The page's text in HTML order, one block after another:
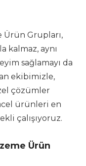
Ürün Grupları,
kalmaz, aynı
sağlamayı da
ekibimizle,
çözümler
ürünleri en
çalışıyoruz.
Ürün